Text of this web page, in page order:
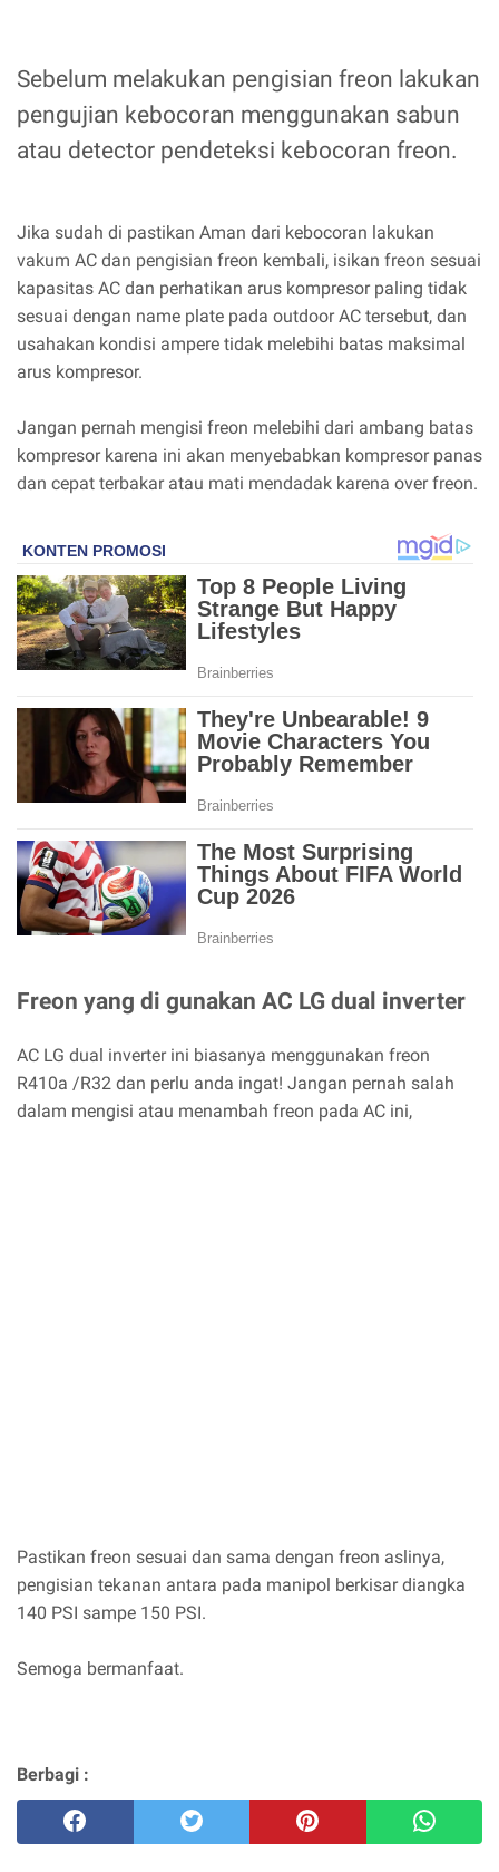
Sebelum melakukan pengisian freon lakukan
pengujian kebocoran menggunakan sabun
atau detector pendeteksi kebocoran freon.
Jika sudah di pastikan Aman dari kebocoran lakukan
vakum AC dan pengisian freon kembali, isikan freon sesuai
kapasitas AC dan perhatikan arus kompresor paling tidak
sesuai dengan name plate pada outdoor AC tersebut, dan
usahakan kondisi ampere tidak melebihi batas maksimal
arus kompresor.
Jangan pernah mengisi freon melebihi dari ambang batas
kompresor karena ini akan menyebabkan kompresor panas
dan cepat terbakar atau mati mendadak karena over freon.
Freon yang di gunakan AC LG dual inverter
AC LG dual inverter ini biasanya menggunakan freon
R410a /R32 dan perlu anda ingat! Jangan pernah salah
dalam mengisi atau menambah freon pada AC ini,
Pastikan freon sesuai dan sama dengan freon aslinya,
pengisian tekanan antara pada manipol berkisar diangka
140 PSI sampe 150 PSI.
Semoga bermanfaat.
Berbagi :